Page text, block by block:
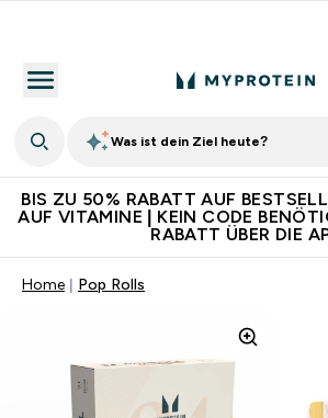
Was ist dein Ziel heute?
BIS ZU 50% RABATT AUF
AUF VITAMINE | KEIN CODE
RABATT ÜBER DIE
Home Pop Rolls